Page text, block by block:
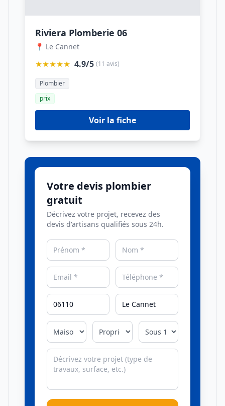
Riviera Plomberie 06
📍 Le Cannet
★★★★★ 4.9/5 (11 avis)
Plombier
prix
Voir la fiche
Votre devis plombier
gratuit
Décrivez votre projet, recevez des
devis d'artisans qualifiés sous 24h.